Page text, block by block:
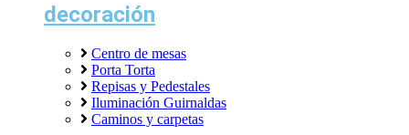
decoración
Centro de mesas
Porta Torta
Repisas y Pedestales
Iluminación Guirnaldas
Caminos y carpetas